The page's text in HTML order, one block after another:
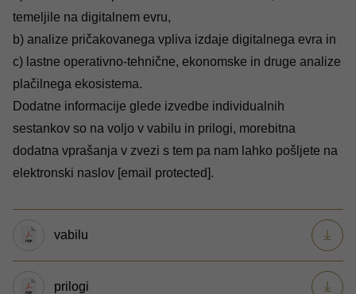
temeljile na digitalnem evru,
b) analize pričakovanega vpliva izdaje digitalnega evra in
c) lastne operativno-tehnične, ekonomske in druge analize
plačilnega ekosistema.
Dodatne informacije glede izvedbe individualnih
sestankov so na voljo v vabilu in prilogi, morebitna
dodatna vprašanja v zvezi s tem pa nam lahko pošljete na
elektronski naslov [email protected].
vabilu
prilogi